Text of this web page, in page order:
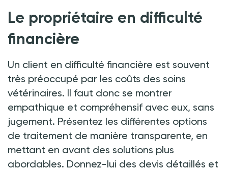
Le propriétaire en difficulté
financière
Un client en difficulté financière est souvent
très préoccupé par les coûts des soins
vétérinaires. Il faut donc se montrer
empathique et compréhensif avec eux, sans
jugement. Présentez les différentes options
de traitement de manière transparente, en
mettant en avant des solutions plus
abordables. Donnez-lui des devis détaillés et